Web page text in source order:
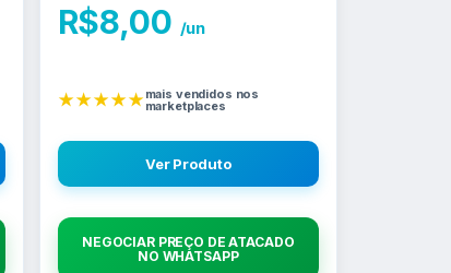
R$8,00 /un
★★★★★mais vendidos nos
marketplaces
Ver Produto
NEGOCIAR PREÇO DE ATACADO
NO WHATSAPP